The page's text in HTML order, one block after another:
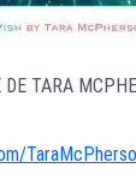
TARA